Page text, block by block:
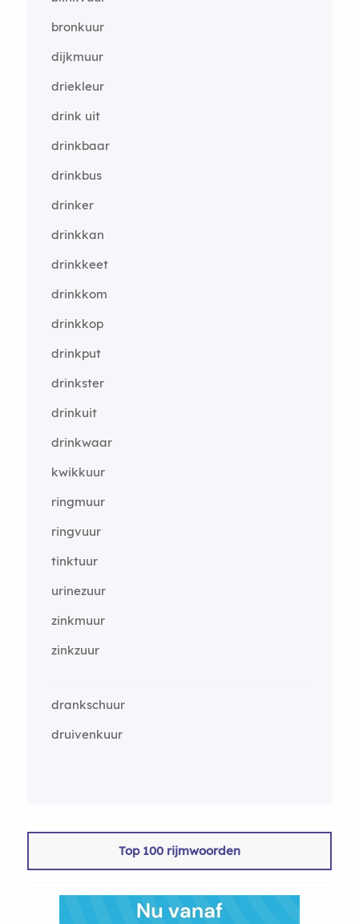
bronkuur
dijkmuur
driekleur
drink uit
drinkbaar
drinkbus
drinker
drinkkan
drinkkeet
drinkkom
drinkkop
drinkput
drinkster
drinkuit
drinkwaar
kwikkuur
ringmuur
ringvuur
tinktuur
urinezuur
zinkmuur
zinkzuur
drankschuur
druivenkuur
Top 100 rijmwoorden